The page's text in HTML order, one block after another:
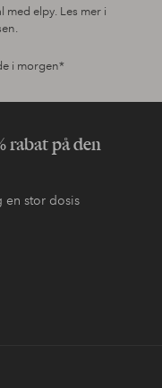
med elpy. Les mer i
i morgen*
rabat på den
en stor dosis